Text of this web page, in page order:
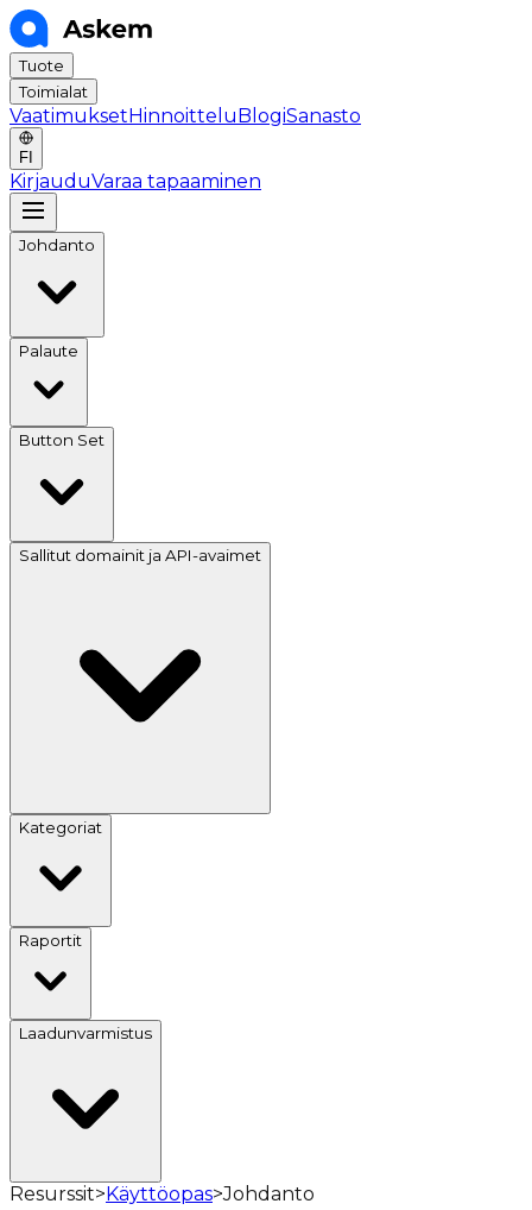
Tuote
Toimialat
VaatimuksetHinnoitteluBlogiSanasto
FI
KirjauduVaraa tapaaminen
Johdanto
Palaute
Button Set
Sallitut domainit ja API-avaimet
Kategoriat
Raportit
Laadunvarmistus
Resurssit>Käyttöopas>Johdanto